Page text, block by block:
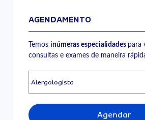
AGENDAMENTO
Temosinúmeras especialidades para
consultas e exames de maneira
Agendar